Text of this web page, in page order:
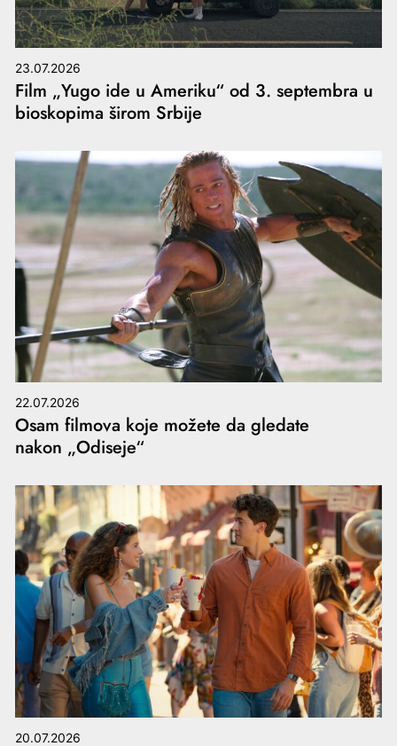
23.07.2026
Film „Yugo ide u Ameriku“ od 3. septembra u
bioskopima širom Srbije
22.07.2026
Osam filmova koje možete da gledate
nakon „Odiseje“
20.07.2026